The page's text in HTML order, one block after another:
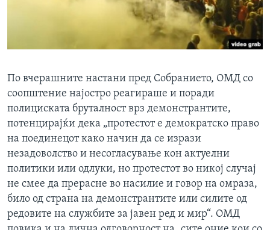
По вчерашните настани пред Собранието, ОМД со
соопштение најостро реагираше и поради
полициската бруталност врз демонстрантите,
потенцирајќи дека „протестот е демократско право
на поединецот како начин да се изрази
незадоволство и несогласување кон актуелни
политики или одлуки, но протестот во никој случај
не смее да прерасне во насилие и говор на омраза,
било од страна на демонстрантите или силите од
редовите на службите за јавен ред и мир“. ОМД